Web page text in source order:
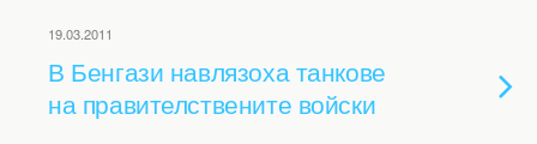
19.03.2011
В Бенгази навлязоха танкове
на правителствените войски